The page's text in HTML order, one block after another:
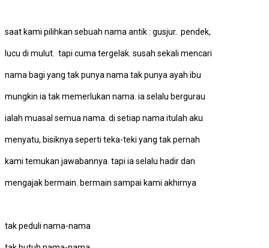
saat kami pilihkan sebuah nama antik : gusjur. pendek,
lucu di mulut. tapi cuma tergelak. susah sekali mencari
nama bagi yang tak punya nama tak punya ayah ibu
mungkin ia tak memerlukan nama. ia selalu bergurau
ialah muasal semua nama. di setiap nama itulah aku
menyatu, bisiknya seperti teka-teki yang tak pernah
kami temukan jawabannya. tapi ia selalu hadir dan
mengajak bermain. bermain sampai kami akhirnya
tak peduli nama-nama